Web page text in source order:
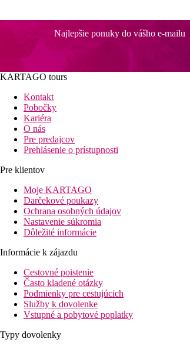
Najlepšie ponuky do vášho e-mailu
KARTAGO tours
Kontakt
Pobočky
Kariéra
O nás
Pre predajcov
Prehlásenie o prístupnosti
Pre klientov
Moje KARTAGO
Darčekové poukazy
Ochrana osobných údajov
Nastavenie súkromia
Dôležité informácie
Informácie k zájazdu
Cestovné poistenie
Často kladené otázky
Podmienky pre cestujúcich
Služby k dovolenke
Vstupné a pobytové poplatky
Typy dovolenky